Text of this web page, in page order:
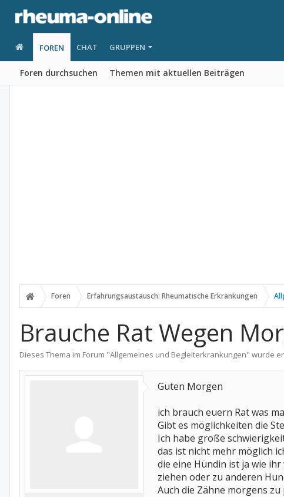
FOREN
Foren durchsuchen Themen mit aktuellen Beiträgen
CHAT GRUPPEN
Foren Erfahrungsaustausch: Rheumatische Erkrankungen
Brauche Rat Wegen
Dieses Thema im Forum "Allgemeines und Begleiterkrankungen" wurde
Guten Morgen
ich brauch euern Rat was
Gibt es möglichkeiten die
Ich habe große
das ist nicht mehr möglich
die eine Hündin ist ja wie
ziehen oder zu anderen
Auch die Zähne morgens